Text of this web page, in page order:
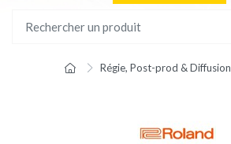
Régie, Post-prod & Diffusion